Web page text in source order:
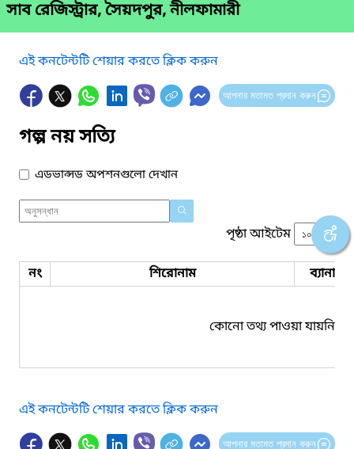
সাব রেজিস্ট্রার, সৈয়দপুর, নীলফামারী
এই কনটেন্টটি শেয়ার করতে ক্লিক করুন
আপনার মতামত প্রদান করুন
গল্প নয় সত্যি
এডভান্সড অপশনগুলো দেখান
পৃষ্ঠা আইটেম
নং শিরোনাম ব্যানার
কোনো তথ্য পাওয়া যায়নি।
এই কনটেন্টটি শেয়ার করতে ক্লিক করুন
আপনার মতামত প্রদান করুন